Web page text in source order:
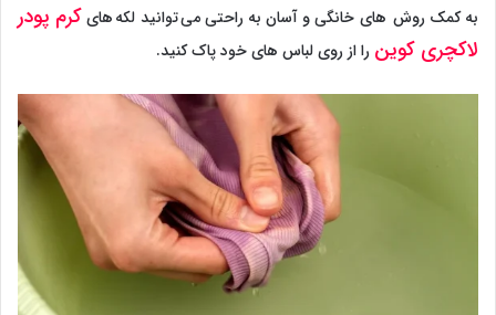
به کمک روش های خانگی و آسان به راحتی می توانید لکه هایکرم پودر
لاکچری کوین را از روی لباس های خود پاک کنید.